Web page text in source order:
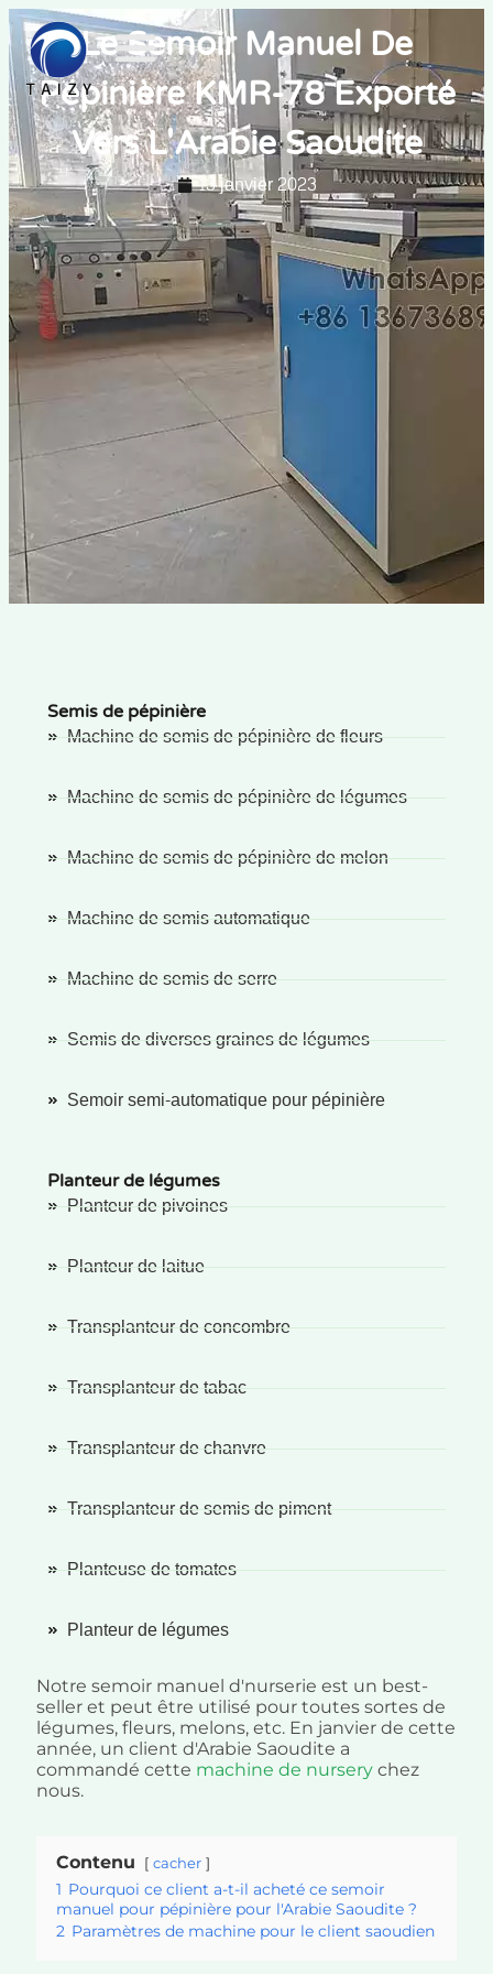
Le Semoir Manuel De
Pépinière KMR-78 Exporté
Vers L'Arabie Saoudite
13 janvier 2023
Semis de pépinière
Machine de semis de pépinière de fleurs
Machine de semis de pépinière de légumes
Machine de semis de pépinière de melon
Machine de semis automatique
Machine de semis de serre
Semis de diverses graines de légumes
Semoir semi-automatique pour pépinière
Planteur de légumes
Planteur de pivoines
Planteur de laitue
Transplanteur de concombre
Transplanteur de tabac
Transplanteur de chanvre
Transplanteur de semis de piment
Planteuse de tomates
Planteur de légumes
Notre semoir manuel d'nurserie est un best-
seller et peut être utilisé pour toutes sortes de
légumes, fleurs, melons, etc. En janvier de cette
année, un client d'Arabie Saoudite a
commandé cette machine de nursery chez
nous.
Contenu cacher
1 Pourquoi ce client a-t-il acheté ce semoir
manuel pour pépinière pour l'Arabie Saoudite ?
2 Paramètres de machine pour le client saoudien